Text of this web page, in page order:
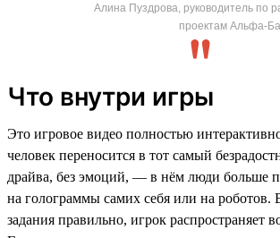
Алина Пуздрова, руководитель по
проектам Альфа-
Что внутри игры
Это игровое видео полностью
человек переносится в тот самый
драйва, без эмоций, — в нём люди больше
на голограммы самих себя или на роботов.
задания правильно, игрок распространяет